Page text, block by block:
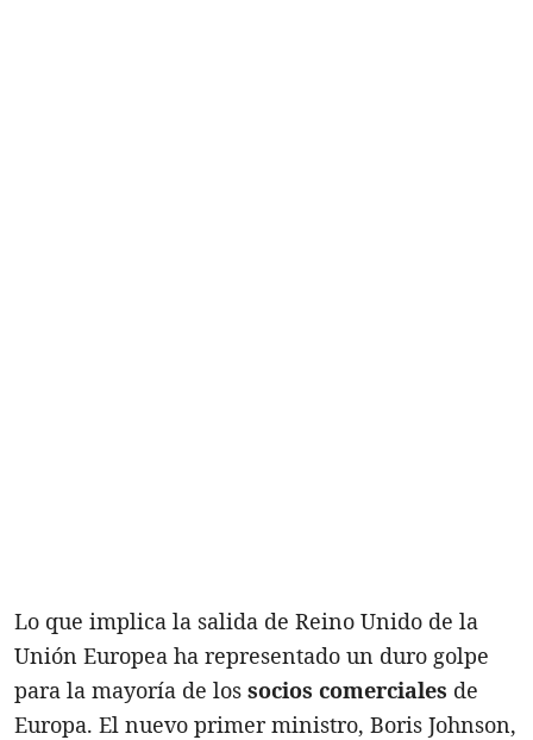
Lo que implica la salida de Reino Unido de la
Unión Europea ha representado un duro golpe
para la mayoría de los socios comerciales de
Europa. El nuevo primer ministro, Boris Johnson,